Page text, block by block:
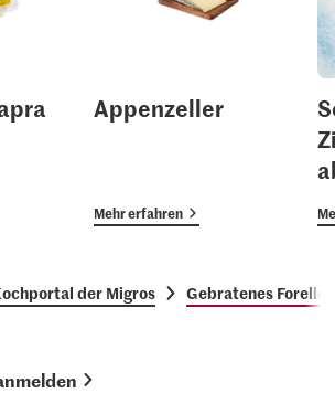
Appenzeller
Mehr erfahren
der Migros Gebratenes